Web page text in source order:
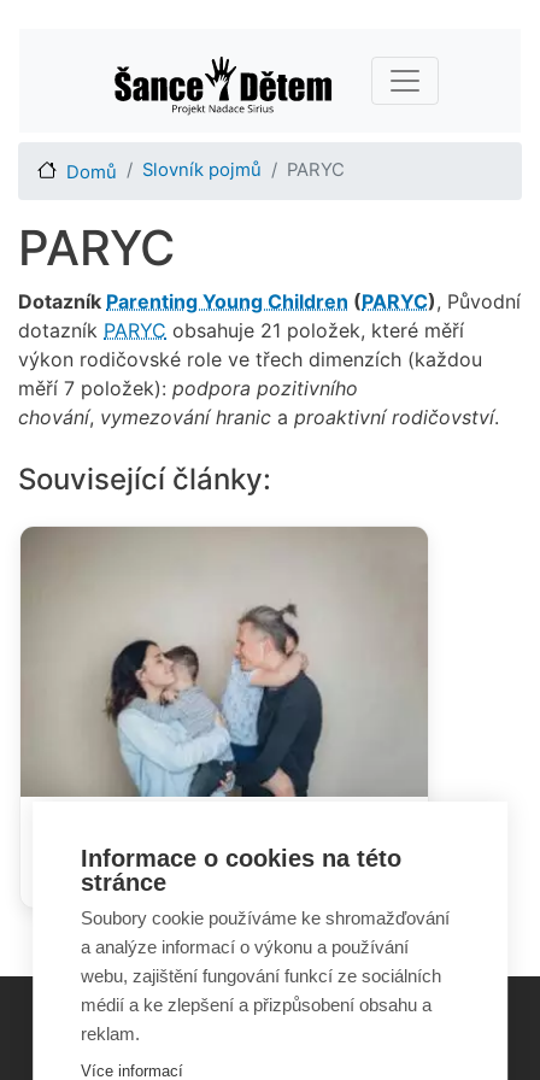
hlavnímu
obsahu
Main navigation
Domů Slovník pojmů PARYC
PARYC
Dotazník Parenting Young Children (PARYC), Původní
dotazník PARYC obsahuje 21 položek, které měří
výkon rodičovské role ve třech dimenzích (každou
měří 7 položek): podpora pozitivního
chování, vymezování hranic a proaktivní rodičovství.
Související články:
rodičovských dovedností
©Obecně prospěšná společnost Sirius
Informace o cookies na této
stránce
Soubory cookie používáme ke shromažďování
a analýze informací o výkonu a používání
webu, zajištění fungování funkcí ze sociálních
médií a ke zlepšení a přizpůsobení obsahu a
reklam.
Více informací